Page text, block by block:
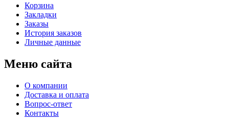
Корзина
Закладки
Заказы
История заказов
Личные данные
Меню сайта
О компании
Доставка и оплата
Вопрос-ответ
Контакты